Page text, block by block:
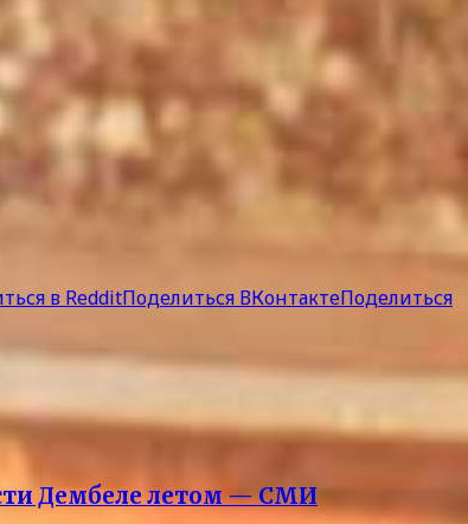
в RedditПоделиться ВКонтактеПоделиться
Дембеле летом — СМИ